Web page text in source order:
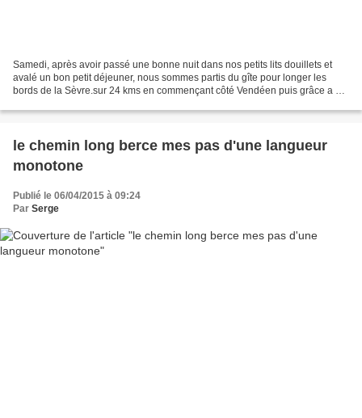
Samedi, après avoir passé une bonne nuit dans nos petits lits douillets et
avalé un bon petit déjeuner, nous sommes partis du gîte pour longer les
bords de la Sèvre.sur 24 kms en commençant côté Vendéen puis grâce a un
le chemin long berce mes pas d'une langueur
monotone
Publié le 06/04/2015 à 09:24
Par Serge